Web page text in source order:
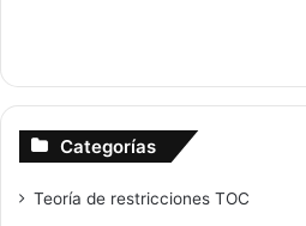
Categorías
Teoría de restricciones TOC